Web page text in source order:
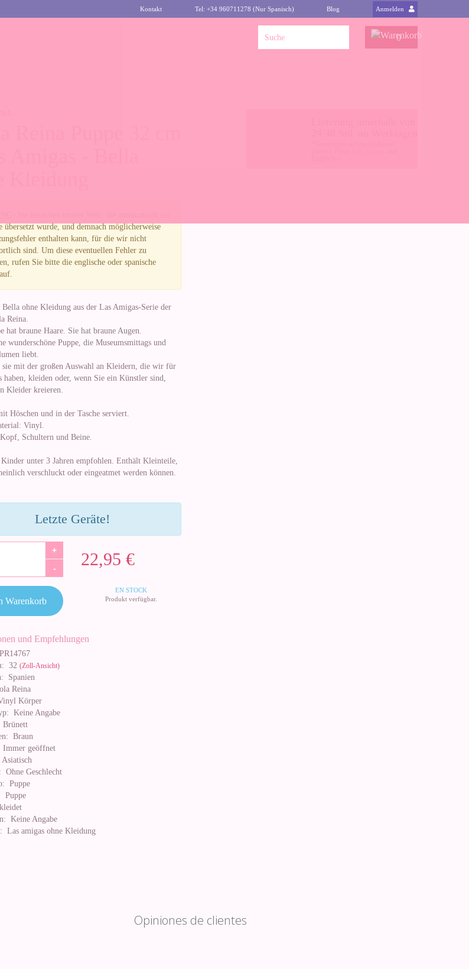
Kontakt Tel: +34 960711278 (Nur Spanisch) Blog Anmelden
0
übersetzt wurde, und demnach möglicherweise
enthalten kann, für die wir nicht
sind. Um diese eventuellen Fehler zu
rufen Sie bitte die englische oder spanische
ohne Kleidung aus der Las Amigas-Serie der
Reina.
hat braune Haare. Sie hat braune Augen.
wunderschöne Puppe, die Museumsmittags und
liebt.
sie mit der großen Auswahl an Kleidern, die wir für
haben, kleiden oder, wenn Sie ein Künstler sind,
Kleider kreieren.
Höschen und in der Tasche serviert.
Vinyl.
Schultern und Beine.
unter 3 Jahren empfohlen. Enthält Kleinteile,
verschluckt oder eingeatmet werden können.
Letzte Geräte!
22,95 €
+
-
EN STOCK
Produkt verfügbar.
Warenkorb
und Empfehlungen
32 (Zoll-Ansicht)
Spanien
Reina
Körper
Keine Angabe
Brünett
Braun
Immer geöffnet
Asiatisch
Ohne Geschlecht
Puppe
Puppe
Keine Angabe
Las amigas ohne Kleidung
Opiniones de clientes